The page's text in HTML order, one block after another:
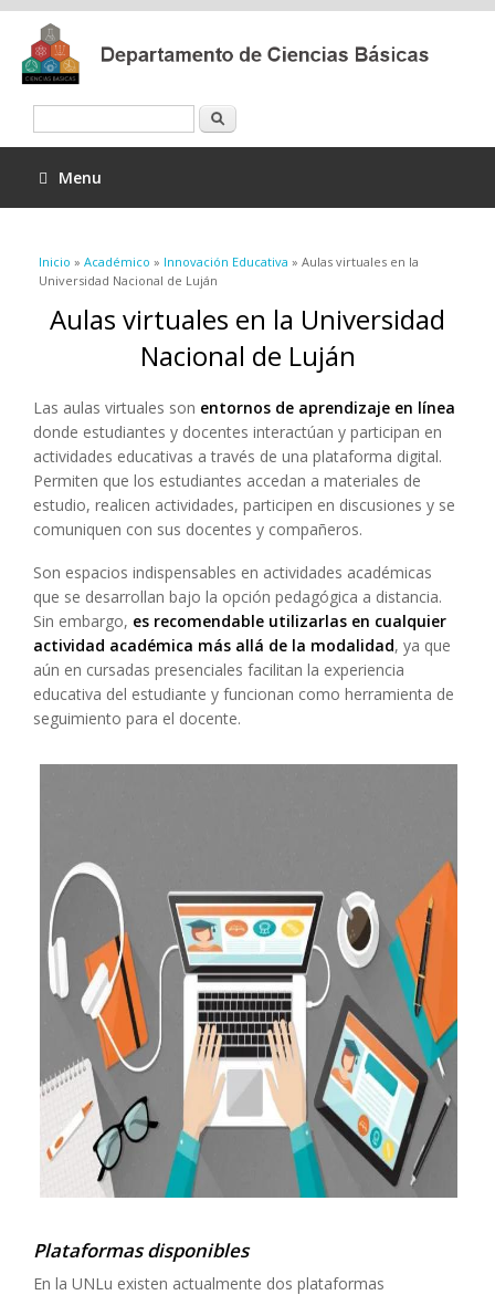
Menu
Se encuentra usted aquí
Inicio » Académico » Innovación Educativa » Aulas virtuales en la
Universidad Nacional de Luján
Aulas virtuales en la Universidad
Nacional de Luján
Las aulas virtuales son entornos de aprendizaje en línea
donde estudiantes y docentes interactúan y participan en
actividades educativas a través de una plataforma digital.
Permiten que los estudiantes accedan a materiales de
estudio, realicen actividades, participen en discusiones y se
comuniquen con sus docentes y compañeros.
Son espacios indispensables en actividades académicas
que se desarrollan bajo la opción pedagógica a distancia.
Sin embargo, es recomendable utilizarlas en cualquier
actividad académica más allá de la modalidad, ya que
aún en cursadas presenciales facilitan la experiencia
educativa del estudiante y funcionan como herramienta de
seguimiento para el docente.
Plataformas disponibles
En la UNLu existen actualmente dos plataformas